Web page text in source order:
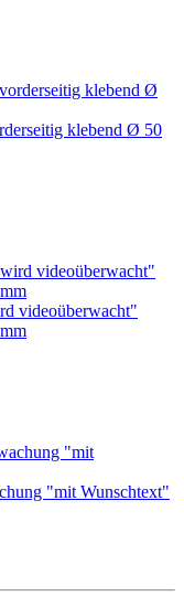
klebend Ø 50
videoüberwacht"
"mit Wunschtext"